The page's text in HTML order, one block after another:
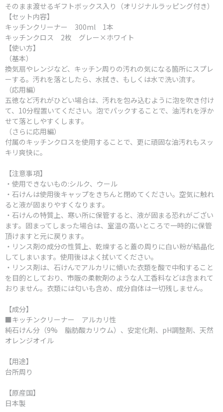
そのまま渡せるギフトボックス入り（オリジナルラッピング付き）
【セット内容】
キッチンクリーナー 300ml 1本
キッチンクロス 2枚 グレー×ホワイト
【使い方】
（基本）
換気扇やレンジなど、キッチン周りの汚れの気になる箇所にスプレ
ーする。汚れを落としたら、水拭き、もしくは水で洗い流す。
（応用編）
五徳など汚れがひどい場合は、汚れを包み込むように泡を吹き付け
て、10分程置いてください。泡でパックすることで、油汚れを浮か
せて落としやすくします。
（さらに応用編）
付属のキッチンクロスを使用することで、更に頑固な油汚れもスッ
キリ爽快に。
【注意事項】
・使用できないもの:シルク、ウール
・石けんは使用後キャップをきちんと閉めてください。空気に触れ
ると液が固まりやすくなります。
・石けんの特質上、寒い所に保管すると、液が固まる恐れがござい
ます。固まってしまった場合は、室温の高いところで一時的に保管
頂けますと元に戻ります。
・リンス剤の成分の性質上、乾燥すると蓋の周りに白い粉が結晶化
してしまいます。使用後はよく拭いてください。
・リンス剤は、石けんでアルカリに傾いた衣類を酸で中和すること
を目的としており、市販の柔軟剤のような人工香料などは含まれて
おりません。衣類には匂いも含め、成分自体は一切残しません。
【成分】
■キッチンクリーナー アルカリ性
純石けん分（9% 脂肪酸カリウム）、安定化剤、pH調整剤、天然
オレンジオイル
【用途】
台所周り
【原産国】
日本製